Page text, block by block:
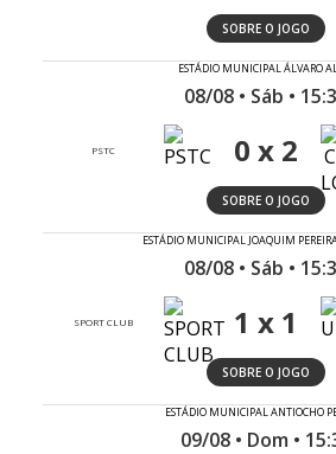
SOBRE O JOGO
ESTÁDIO MUNICIPAL ÁLVARO
08/08 • Sáb •
PSTC 0 x 2
SOBRE O JOGO
ESTÁDIO MUNICIPAL JOAQUIM
08/08 • Sáb •
SPORT CLUB 1 x 1
SOBRE O JOGO
ESTÁDIO MUNICIPAL ANTIOCHO
09/08 • Dom •